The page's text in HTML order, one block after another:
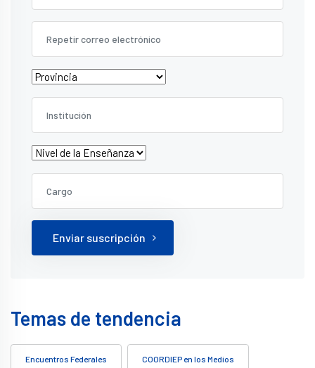
Enviar suscripción
Temas de tendencia
Encuentros Federales COORDIEP en los Medios